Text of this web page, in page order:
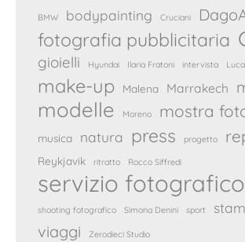
BMW bodypainting Cruciani
fotografia pubblicitaria
gioielli Hyundai Ilaria Fratoni intervista
make-up Malena Marrakech
modelle Moreno mostra
musica natura press progetto
Reykjavik ritratto Rocco Siffredi
servizio fotografico
shooting fotografico Simona Denini sport
viaggi Zerodieci Studio